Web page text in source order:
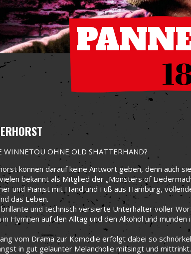
WINNETOU OHNE OLD SHATTERHAND?
können darauf keine Antwort geben, denn auch
bekannt als Mitglied der „Monsters of
und Pianist mit Hand und Fuß aus Hamburg,
das Leben.
und technisch versierte Unterhalter voller
in Hymnen auf den Alltag und den Alkohol und
vom Drama zur Komödie erfolgt dabei so
in gut gelaunter Melancholie mitsingt und mittrinkt.